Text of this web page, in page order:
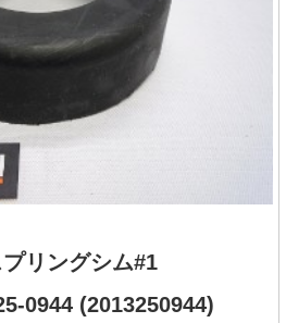
リングシム#1
0944 (2013250944)